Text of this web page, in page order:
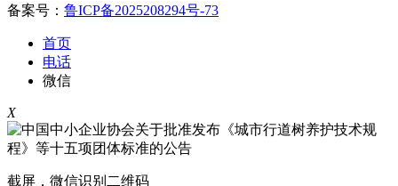
备案号： 鲁ICP备2025208294号-73
首页
电话
微信
X
截屏，微信识别二维码